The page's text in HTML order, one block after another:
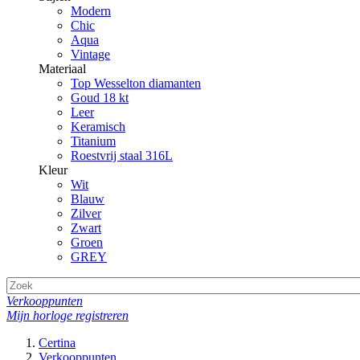
Modern
Chic
Aqua
Vintage
Materiaal
Top Wesselton diamanten
Goud 18 kt
Leer
Keramisch
Titanium
Roestvrij staal 316L
Kleur
Wit
Blauw
Zilver
Zwart
Groen
GREY
Verkooppunten
Mijn horloge registreren
Certina
Verkooppunten